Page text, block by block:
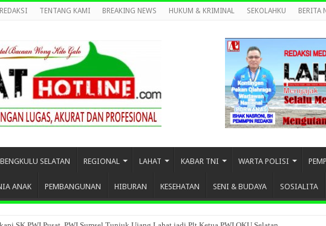
REDAKSI TENTANG KAMI BREAKING NEWS HUKUM & KRIMINAL SEKOLAHKU BERITA
BENGKULU SELATAN REGIONAL LAHAT KABAR TNI WARTA POLISI
ANAK PEMBANGUNAN HIBURAN KESEHATAN SENI & BUDAYA SOSIALITA